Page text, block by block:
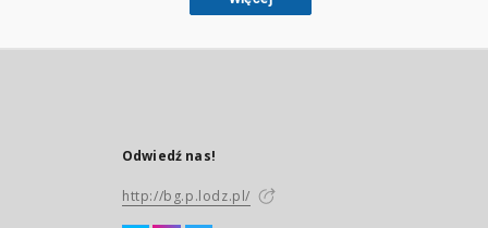
Odwiedź nas!
http://bg.p.lodz.pl/